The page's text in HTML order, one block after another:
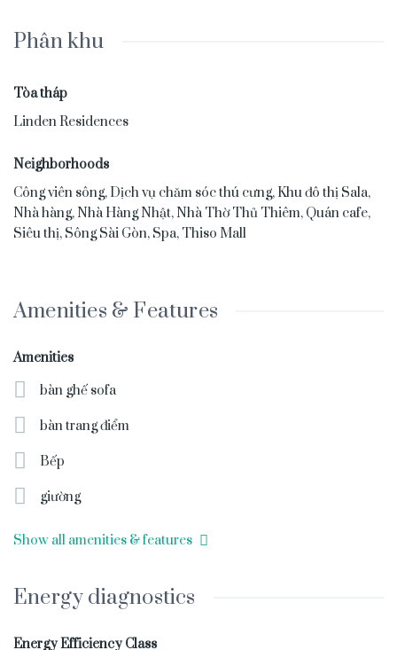
Phân khu
Tòa tháp
Linden Residences
Neighborhoods
Công viên sông, Dịch vụ chăm sóc thú cưng, Khu đô thị Sala,
Nhà hàng, Nhà Hàng Nhật, Nhà Thờ Thủ Thiêm, Quán cafe,
Siêu thị, Sông Sài Gòn, Spa, Thiso Mall
Amenities & Features
Amenities
bàn ghế sofa
bàn trang điểm
Bếp
giường
Show all amenities & features
Energy diagnostics
Energy Efficiency Class